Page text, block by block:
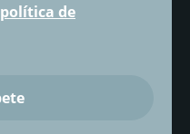
política de